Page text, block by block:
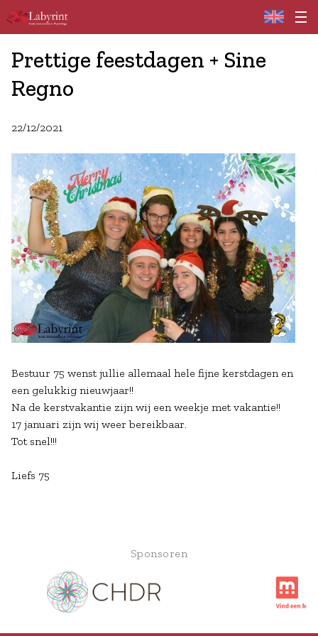
Home
Prettige feestdagen + Sine
Regno
22/12/2021
Bestuur 75 wenst jullie allemaal hele fijne kerstdagen en
een gelukkig nieuwjaar!!
Na de kerstvakantie zijn wij een weekje met vakantie!!
17 januari zijn wij weer bereikbaar.
Tot snel!!!
Liefs 75
Sponsoren